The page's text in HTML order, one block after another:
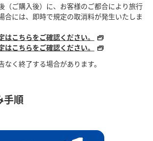
（ご購入後）に、お客様のご都合により旅行
合には、即時で規定の取消料が発生いたしま
はこちらをご確認ください。
はこちらをご確認ください。
なく終了する場合があります。
手順